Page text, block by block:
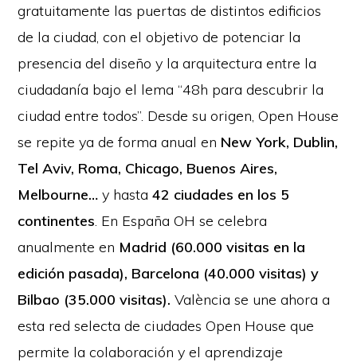
gratuitamente las puertas de distintos edificios
de la ciudad, con el objetivo de potenciar la
presencia del diseño y la arquitectura entre la
ciudadanía bajo el lema “48h para descubrir la
ciudad entre todos”. Desde su origen, Open House
se repite ya de forma anual en New York, Dublin,
Tel Aviv, Roma, Chicago, Buenos Aires,
Melbourne… y hasta42 ciudades en los 5
continentes. En España OH se celebra
anualmente en Madrid (60.000 visitas en la
edición pasada), Barcelona (40.000 visitas) y
Bilbao (35.000 visitas). València se une ahora a
esta red selecta de ciudades Open House que
permite la colaboración y el aprendizaje